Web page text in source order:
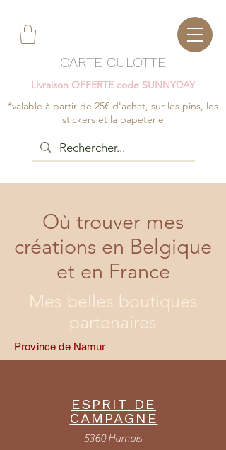
CARTE CULOTTE
Livraison OFFERTE code SUNNYDAY
*valable à partir de 25€ d'achat, sur les pins, les
stickers et la papeterie
Où trouver mes
créations en Belgique
et en France
Mes belles boutiques
partenaires
Province de Namur
ESPRIT DE
CAMPAGNE
5360 Hamois